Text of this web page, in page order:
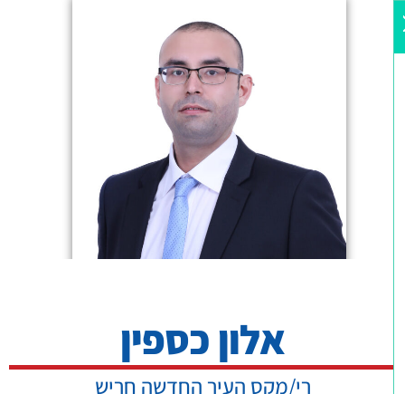
אלון כספין
רי/מקס העיר החדשה חריש